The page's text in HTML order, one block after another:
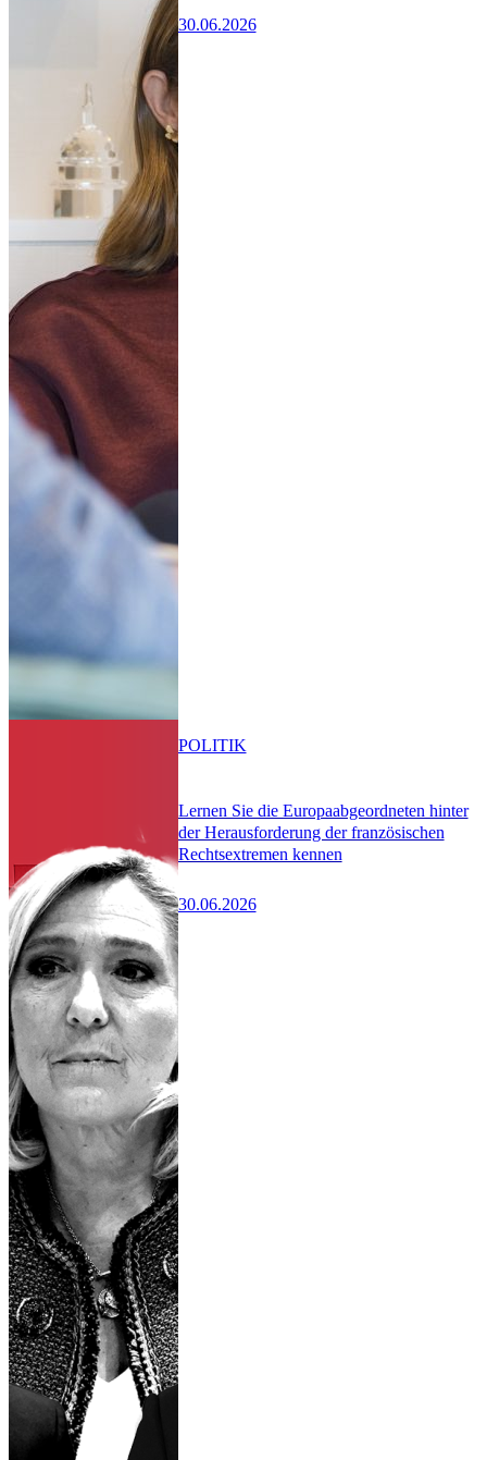
30.06.2026
Lernen Sie die Europaabgeordneten hinter
der Herausforderung der französischen
Rechtsextremen kennen
30.06.2026
POLITIK